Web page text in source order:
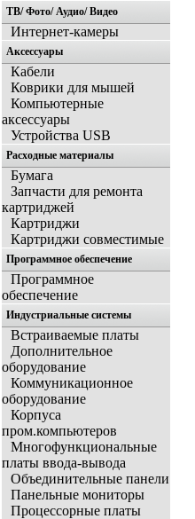
ТВ/ Фото/ Аудио/ Видео
Интернет-камеры
Аксессуары
Кабели
Коврики для мышей
Компьютерные
аксессуары
Устройства USB
Расходные материалы
Бумага
Запчасти для ремонта
картриджей
Картриджи
Картриджи совместимые
Программное обеспечение
Программное
обеспечение
Индустриальные системы
Встраиваемые платы
Дополнительное
оборудование
Коммуникационное
оборудование
Корпуса
пром.компьютеров
Многофункциональные
платы ввода-вывода
Объединительные панели
Панельные мониторы
Процессорные платы